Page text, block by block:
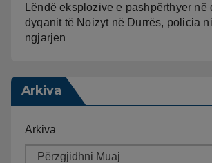
Lëndë eksplozive e pashpërthyer në
dyqanit të Noizyt në Durrës, policia
ngjarjen
Arkiva
Arkiva